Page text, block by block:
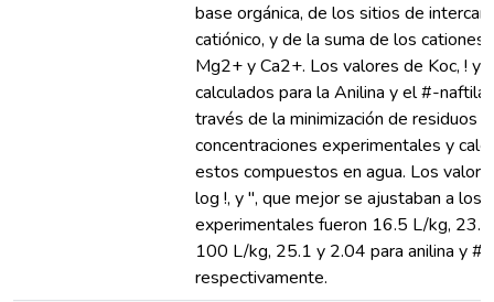
base orgánica, de los sitios de
catiónico, y de la suma de los cationes
Mg2+ y Ca2+. Los valores de Koc, ! y
calculados para la Anilina y el #-
través de la minimización de residuos
concentraciones experimentales y
estos compuestos en agua. Los
log !, y ", que mejor se ajustaban a los
experimentales fueron 16.5 L/kg,
100 L/kg, 25.1 y 2.04 para anilina y #-
respectivamente.